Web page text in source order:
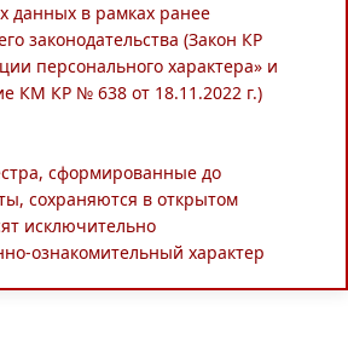
данных в рамках ранее
законодательства (Закон КР
персонального характера» и
КМ КР № 638 от 18.11.2022 г.)
сформированные до
сохраняются в открытом
исключительно
ознакомительный характер